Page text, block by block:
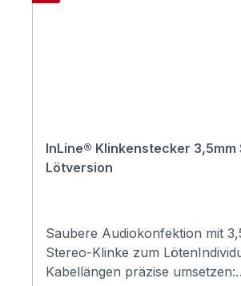
InLine® Klinkenstecker 3,5mm
Lötversion
Saubere Audiokonfektion mit
Stereo-Klinke zum
Kabellängen präzise umsetzen: